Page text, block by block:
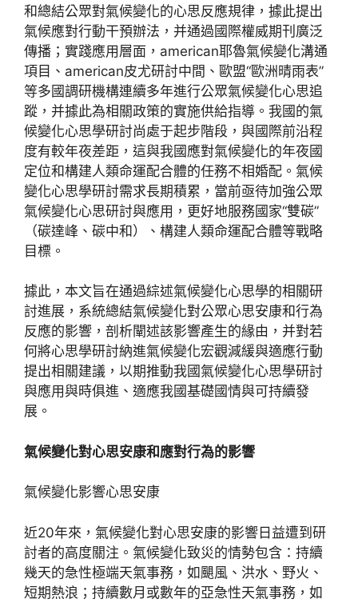
和總結公眾對氣候變化的心思反應規律，據此提出
氣候應對行動干預辦法，并通過國際權威期刊廣泛
傳播；實踐應用層面，american耶魯氣候變化溝通
項目、american皮尤研討中間、歐盟“歐洲晴雨表”
等多國調研機構連續多年進行公眾氣候變化心思追
蹤，并據此為相關政策的實施供給指導。我國的氣
候變化心思學研討尚處于起步階段，與國際前沿程
度有較年夜差距，這與我國應對氣候變化的年夜國
定位和構建人類命運配合體的任務不相婚配。氣候
變化心思學研討需求長期積累，當前亟待加強公眾
氣候變化心思研討與應用，更好地服務國家“雙碳”
（碳達峰、碳中和）、構建人類命運配合體等戰略
目標。
據此，本文旨在通過綜述氣候變化心思學的相關研
討進展，系統總結氣候變化對公眾心思安康和行為
反應的影響，剖析闡述該影響產生的緣由，并對若
何將心思學研討納進氣候變化宏觀減緩與適應行動
提出相關建議，以期推動我國氣候變化心思學研討
與應用與時俱進、適應我國基礎國情與可持續發
展。
氣候變化對心思安康和應對行為的影響
氣候變化影響心思安康
近20年來，氣候變化對心思安康的影響日益遭到研
討者的高度關注。氣候變化致災的情勢包含：持續
幾天的急性極端天氣事務，如颶風、洪水、野火、
短期熱浪；持續數月或數年的亞急性天氣事務，如